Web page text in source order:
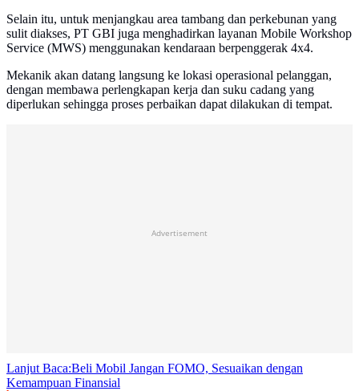
Selain itu, untuk menjangkau area tambang dan perkebunan yang
sulit diakses, PT GBI juga menghadirkan layanan Mobile Workshop
Service (MWS) menggunakan kendaraan berpenggerak 4x4.
Mekanik akan datang langsung ke lokasi operasional pelanggan,
dengan membawa perlengkapan kerja dan suku cadang yang
diperlukan sehingga proses perbaikan dapat dilakukan di tempat.
Advertisement
Lanjut Baca:Beli Mobil Jangan FOMO, Sesuaikan dengan
Kemampuan Finansial